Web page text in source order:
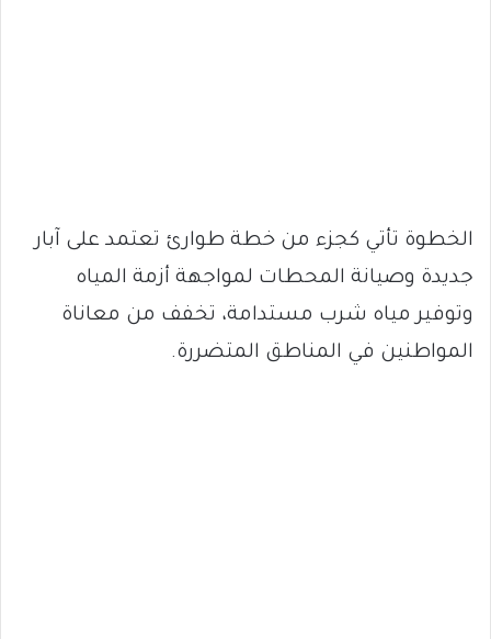
الخطوة تأتي كجزء من خطة طوارئ تعتمد على آبار
جديدة وصيانة المحطات لمواجهة أزمة المياه
وتوفير مياه شرب مستدامة، تخفف من معاناة
المواطنين في المناطق المتضررة.